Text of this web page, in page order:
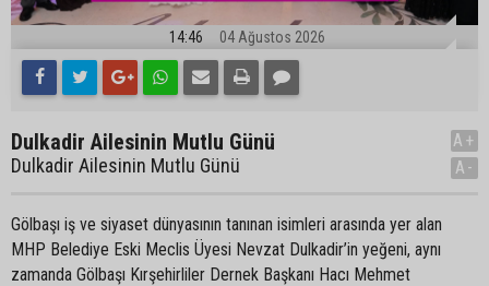
14:46 04 Ağustos 2026
Dulkadir Ailesinin Mutlu Günü
Dulkadir Ailesinin Mutlu Günü
A+
A-
Gölbaşı iş ve siyaset dünyasının tanınan isimleri arasında yer alan
MHP Belediye Eski Meclis Üyesi Nevzat Dulkadir’in yeğeni, aynı
zamanda Gölbaşı Kırşehirliler Dernek Başkanı Hacı Mehmet